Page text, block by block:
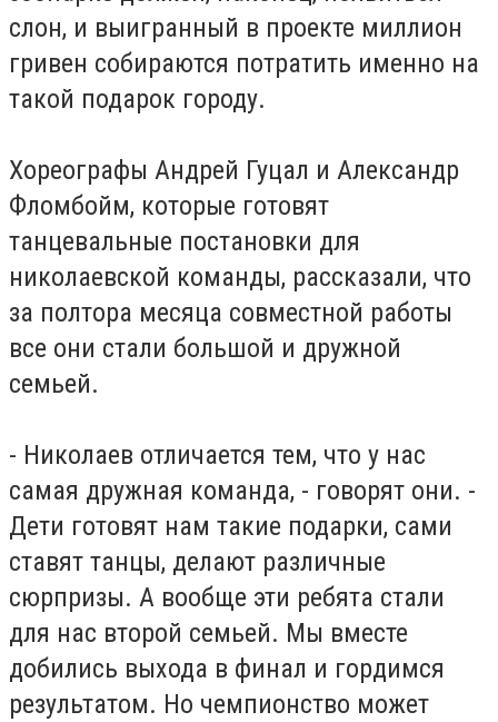
слон, и выигранный в проекте миллион
гривен собираются потратить именно на
такой подарок городу.
Хореографы Андрей Гуцал и Александр
Фломбойм, которые готовят
танцевальные постановки для
николаевской команды, рассказали, что
за полтора месяца совместной работы
все они стали большой и дружной
семьей.
- Николаев отличается тем, что у нас
самая дружная команда, - говорят они. -
Дети готовят нам такие подарки, сами
ставят танцы, делают различные
сюрпризы. А вообще эти ребята стали
для нас второй семьей. Мы вместе
добились выхода в финал и гордимся
результатом. Но чемпионство может